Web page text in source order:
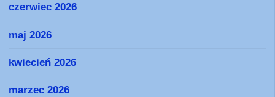
czerwiec 2026
maj 2026
kwiecień 2026
marzec 2026